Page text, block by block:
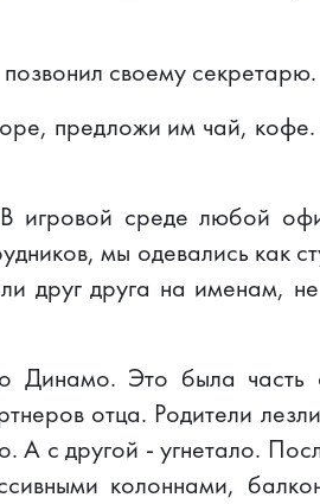
своему секретарю.
предложи им чай, кофе.
игровой среде любой
мы одевались как
друг друга на именам,
Это была часть
отца. Родители
А с другой - угнетало.
колоннами,